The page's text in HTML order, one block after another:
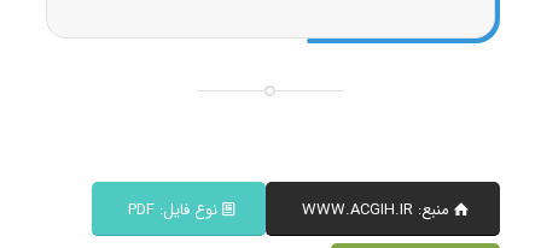
منبع: WWW.ACGIH.IR نوع فایل: PDF